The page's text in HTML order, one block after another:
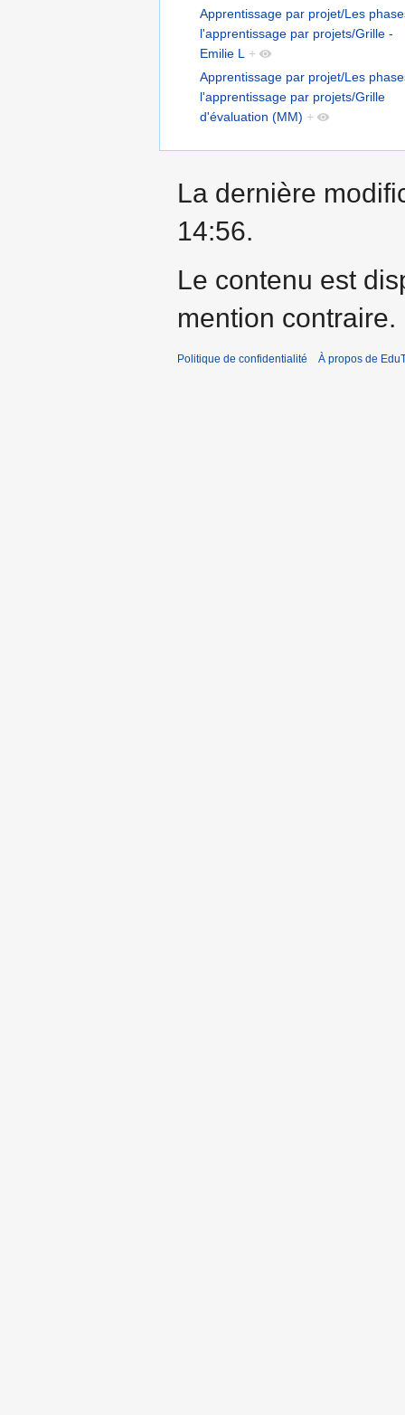
Apprentissage par projet/Les
l'apprentissage par projets/Grille -
Emilie L +
Apprentissage par projet/Les
l'apprentissage par projets/Grille
d'évaluation (MM) +
La dernière
14:56.
Le contenu est
mention contraire.
Politique de confidentialité À propos de